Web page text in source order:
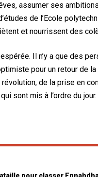
assumer ses
de l’Ecole
et nourrissent des
Il n’y a que des
pour un retour de
révolution, de la prise en
sont mis à l’ordre du jour.